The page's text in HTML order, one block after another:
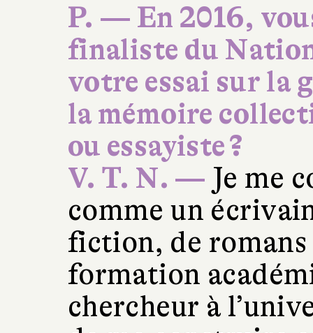
P. — En 2016,
finaliste du
votre essai sur la
la mémoire
ou essayiste ?
V. T. N. — Je me
comme un
fiction, de romans
formation
chercheur à